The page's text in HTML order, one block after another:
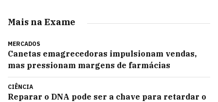
Mais na Exame
MERCADOS
Canetas emagrecedoras impulsionam vendas,
mas pressionam margens de farmácias
CIÊNCIA
Reparar o DNA pode ser a chave para retardar o